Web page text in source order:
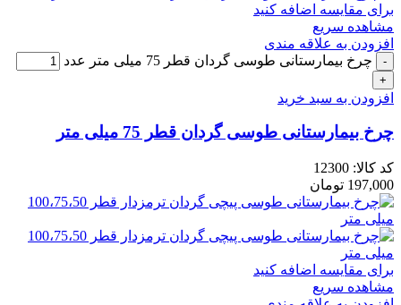
برای مقایسه اضافه کنید
مشاهده سریع
افزودن به علاقه مندی
چرخ بیمارستانی طوسی گردان قطر 75 میلی متر عدد
افزودن به سبد خرید
چرخ بیمارستانی طوسی گردان قطر 75 میلی متر
کد کالا: 12300
197,000 تومان
برای مقایسه اضافه کنید
مشاهده سریع